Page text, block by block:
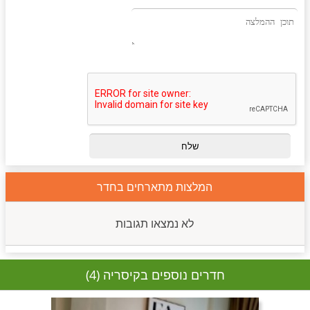
המלצות מתארחים בחדר
לא נמצאו תגובות
חדרים נוספים בקיסריה (4)